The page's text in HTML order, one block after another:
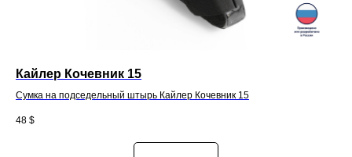
Кайлер Кочевник 15
Сумка на подседельный штырь Кайлер Кочевник 15
48 $